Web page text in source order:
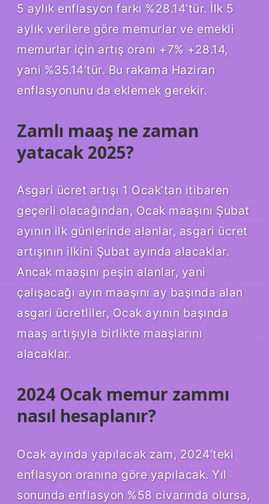
5 aylık enflasyon farkı %28.14’tür. İlk 5
aylık verilere göre memurlar ve emekli
memurlar için artış oranı +7% +28.14,
yani %35.14’tür. Bu rakama Haziran
enflasyonunu da eklemek gerekir.
Zamlı maaş ne zaman
yatacak 2025?
Asgari ücret artışı 1 Ocak’tan itibaren
geçerli olacağından, Ocak maaşını Şubat
ayının ilk günlerinde alanlar, asgari ücret
artışının ilkini Şubat ayında alacaklar.
Ancak maaşını peşin alanlar, yani
çalışacağı ayın maaşını ay başında alan
asgari ücretliler, Ocak ayının başında
maaş artışıyla birlikte maaşlarını
alacaklar.
2024 Ocak memur zammı
nasıl hesaplanır?
Ocak ayında yapılacak zam, 2024’teki
enflasyon oranına göre yapılacak. Yıl
sonunda enflasyon %58 civarında olursa,